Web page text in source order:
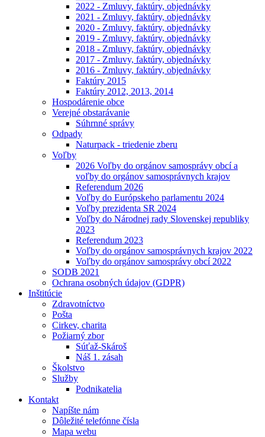
2022 - Zmluvy, faktúry, objednávky
2021 - Zmluvy, faktúry, objednávky
2020 - Zmluvy, faktúry, objednávky
2019 - Zmluvy, faktúry, objednávky
2018 - Zmluvy, faktúry, objednávky
2017 - Zmluvy, faktúry, objednávky
2016 - Zmluvy, faktúry, objednávky
Faktúry 2015
Faktúry 2012, 2013, 2014
Hospodárenie obce
Verejné obstarávanie
Súhrnné správy
Odpady
Naturpack - triedenie zberu
Voľby
2026 Voľby do orgánov samosprávy obcí a
voľby do orgánov samosprávnych krajov
Referendum 2026
Voľby do Európskeho parlamentu 2024
Voľby prezidenta SR 2024
Voľby do Národnej rady Slovenskej republiky
2023
Referendum 2023
Voľby do orgánov samosprávnych krajov 2022
Voľby do orgánov samosprávy obcí 2022
SODB 2021
Ochrana osobných údajov (GDPR)
Inštitúcie
Zdravotníctvo
Pošta
Cirkev, charita
Požiarný zbor
Súťaž-Skároš
Náš 1. zásah
Školstvo
Služby
Podnikatelia
Kontakt
Napíšte nám
Dôležité telefónne čísla
Mapa webu